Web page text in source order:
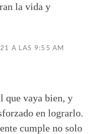
la vida y
A LAS 9:55 AM
que vaya bien, y
en lograrlo.
cumple no solo